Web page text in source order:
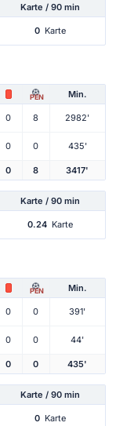
Karte / 90 min
0 Karte
PEN Min.
0 8 2982'
0 0 435'
0 8 3417'
Karte / 90 min
0.24 Karte
PEN Min.
0 0 391'
0 0 44'
0 0 435'
Karte / 90 min
0 Karte